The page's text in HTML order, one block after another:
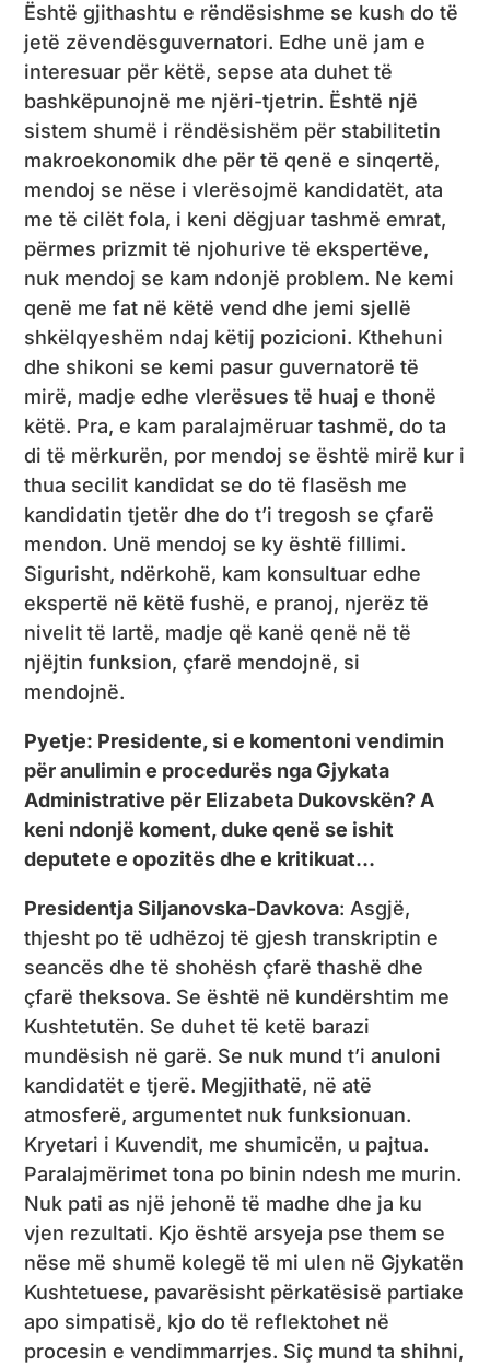
Është gjithashtu e rëndësishme se kush do të
jetë zëvendësguvernatori. Edhe unë jam e
interesuar për këtë, sepse ata duhet të
bashkëpunojnë me njëri-tjetrin. Është një
sistem shumë i rëndësishëm për stabilitetin
makroekonomik dhe për të qenë e sinqertë,
mendoj se nëse i vlerësojmë kandidatët, ata
me të cilët fola, i keni dëgjuar tashmë emrat,
përmes prizmit të njohurive të ekspertëve,
nuk mendoj se kam ndonjë problem. Ne kemi
qenë me fat në këtë vend dhe jemi sjellë
shkëlqyeshëm ndaj këtij pozicioni. Kthehuni
dhe shikoni se kemi pasur guvernatorë të
mirë, madje edhe vlerësues të huaj e thonë
këtë. Pra, e kam paralajmëruar tashmë, do ta
di të mërkurën, por mendoj se është mirë kur i
thua secilit kandidat se do të flasësh me
kandidatin tjetër dhe do t’i tregosh se çfarë
mendon. Unë mendoj se ky është fillimi.
Sigurisht, ndërkohë, kam konsultuar edhe
ekspertë në këtë fushë, e pranoj, njerëz të
nivelit të lartë, madje që kanë qenë në të
njëjtin funksion, çfarë mendojnë, si
mendojnë.
Pyetje: Presidente, si e komentoni vendimin
për anulimin e procedurës nga Gjykata
Administrative për Elizabeta Dukovskën? A
keni ndonjë koment, duke qenë se ishit
deputete e opozitës dhe e kritikuat…
Presidentja Siljanovska-Davkova: Asgjë,
thjesht po të udhëzoj të gjesh transkriptin e
seancës dhe të shohësh çfarë thashë dhe
çfarë theksova. Se është në kundërshtim me
Kushtetutën. Se duhet të ketë barazi
mundësish në garë. Se nuk mund t’i anuloni
kandidatët e tjerë. Megjithatë, në atë
atmosferë, argumentet nuk funksionuan.
Kryetari i Kuvendit, me shumicën, u pajtua.
Paralajmërimet tona po binin ndesh me murin.
Nuk pati as një jehonë të madhe dhe ja ku
vjen rezultati. Kjo është arsyeja pse them se
nëse më shumë kolegë të mi ulen në Gjykatën
Kushtetuese, pavarësisht përkatësisë partiake
apo simpatisë, kjo do të reflektohet në
procesin e vendimmarrjes. Siç mund ta shihni,